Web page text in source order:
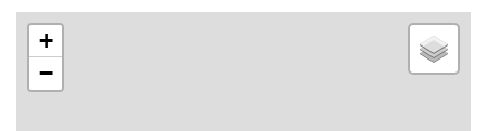
+
−